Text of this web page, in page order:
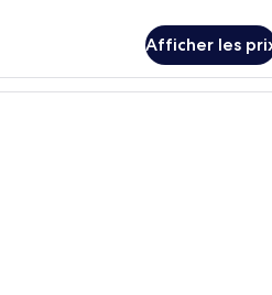
Afficher les